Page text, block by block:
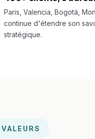
Paris, Valencia, Bogotá,
continue d'étendre son
stratégique.